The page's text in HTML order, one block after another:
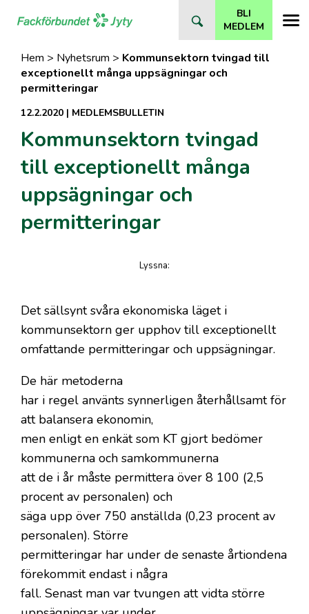
BLI
MEDLEM
Hem > Nyhetsrum > Kommunsektorn tvingad till
exceptionellt många uppsägningar och
permitteringar
12.2.2020 | MEDLEMSBULLETIN
Kommunsektorn tvingad
till exceptionellt många
uppsägningar och
permitteringar
Lyssna:
Det sällsynt svåra ekonomiska läget i
kommunsektorn ger upphov till exceptionellt
omfattande permitteringar och uppsägningar.
De här metoderna
har i regel använts synnerligen återhållsamt för
att balansera ekonomin,
men enligt en enkät som KT gjort bedömer
kommunerna och samkommunerna
att de i år måste permittera över 8 100 (2,5
procent av personalen) och
säga upp över 750 anställda (0,23 procent av
personalen). Större
permitteringar har under de senaste årtiondena
förekommit endast i några
fall. Senast man var tvungen att vidta större